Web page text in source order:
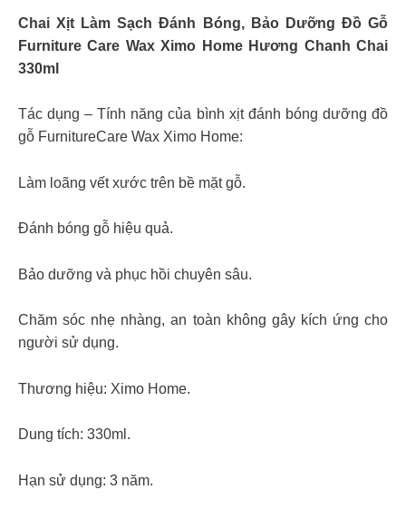
Chai Xịt Làm Sạch Đánh Bóng, Bảo Dưỡng Đồ Gỗ
Furniture Care Wax Ximo Home Hương Chanh Chai
330ml
Tác dụng – Tính năng của bình xịt đánh bóng dưỡng đồ
gỗ FurnitureCare Wax Ximo Home:
Làm loãng vết xước trên bề mặt gỗ.
Đánh bóng gỗ hiệu quả.
Bảo dưỡng và phục hồi chuyên sâu.
Chăm sóc nhẹ nhàng, an toàn không gây kích ứng cho
người sử dụng.
Thương hiệu: Ximo Home.
Dung tích: 330ml.
Hạn sử dụng: 3 năm.